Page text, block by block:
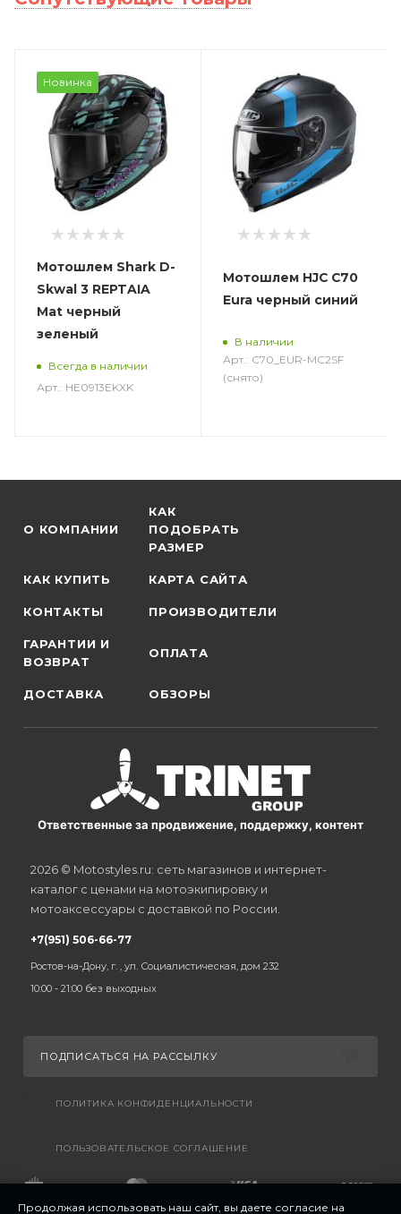
Новинка
Мотошлем Shark D-
Skwal 3 REPTAIA
Mat черный
зеленый
Всегда в наличии
Арт.: HE0913EKXK
Мотошлем HJC C70
Eura черный синий
В наличии
Арт.: C70_EUR-MC2SF
(снято)
О КОМПАНИИ
КАК
ПОДОБРАТЬ
РАЗМЕР
КАК КУПИТЬ КАРТА САЙТА
КОНТАКТЫ ПРОИЗВОДИТЕЛИ
ГАРАНТИИ И
ВОЗВРАТ
ОПЛАТА
ДОСТАВКА ОБЗОРЫ
Ответственные за продвижение, поддержку, контент
2026 © Motostyles.ru: сеть магазинов и интернет-
каталог с ценами на мотоэкипировку и
мотоаксессуары с доставкой по России.
+7(951) 506-66-77
Ростов-на-Дону, г. , ул. Социалистическая, дом 232
10:00 - 21:00 без выходных
ПОДПИСАТЬСЯ НА РАССЫЛКУ
ПОЛИТИКА КОНФИДЕНЦИАЛЬНОСТИ
ПОЛЬЗОВАТЕЛЬСКОЕ СОГЛАШЕНИЕ
Продолжая использовать наш сайт, вы даете согласие на